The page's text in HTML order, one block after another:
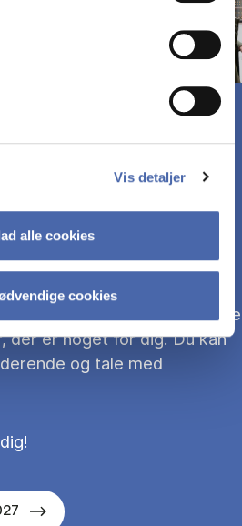
Vis detaljer
alle cookies
cookies
HUS
på en bacheloruddannelse
hvor du kan blive klogere
der er noget for dig. Du kan
og tale med